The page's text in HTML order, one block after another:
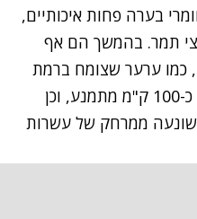
בערה פחות איכותיים,
תמר. בהמשך הם אף
כמו ערער שצומח ברמת
אדום הצפונית שבעבר הירדן, כ-100 ק"מ מתמנע, וכן
ממרחק של עשרות